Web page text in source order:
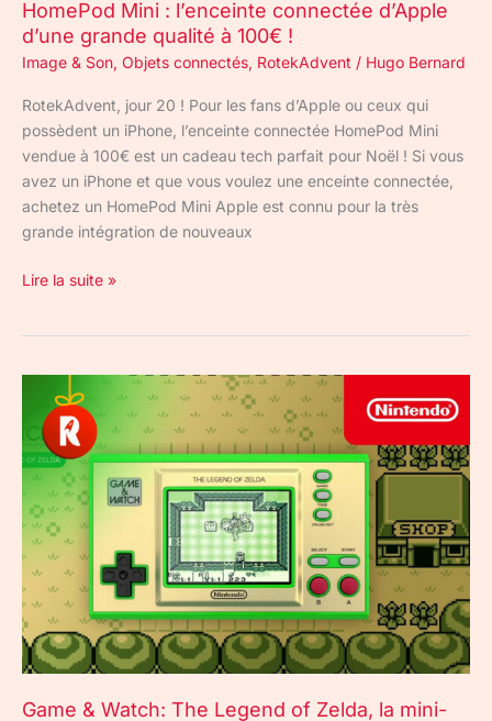
HomePod Mini : l’enceinte connectée d’Apple
d’une grande qualité à 100€ !
Image & Son, Objets connectés, RotekAdvent / Hugo Bernard
RotekAdvent, jour 20 ! Pour les fans d’Apple ou ceux qui
possèdent un iPhone, l’enceinte connectée HomePod Mini
vendue à 100€ est un cadeau tech parfait pour Noël ! Si vous
avez un iPhone et que vous voulez une enceinte connectée,
achetez un HomePod Mini Apple est connu pour la très
grande intégration de nouveaux
Lire la suite »
Game & Watch: The Legend of Zelda, la mini-
Watch:
The
Legend
of
Zelda,
la
mini-
console
à
offrir
fans